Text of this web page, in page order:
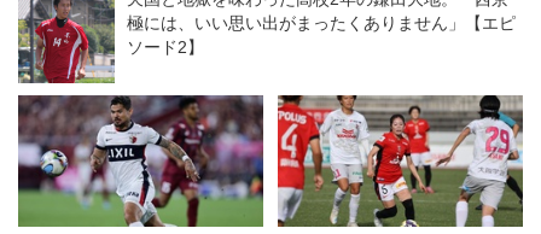
極には、いい思い出がまったくありません」【エピ
ソード2】